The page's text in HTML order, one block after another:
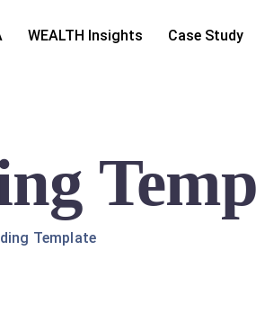
WEALTH Insights Case Study
Template